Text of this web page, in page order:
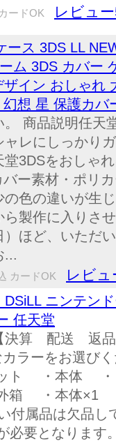
ードOK レビュ
ース 3DS LL
ム 3DS カバー
イン おしゃれ
想 星 保護カバ
。 商品説明任天
ャレにしっかり
3DSをおしゃ
ー素材・ポリ
色の違いが生
製作に入りさ
）ほど、いただ
...
カードOK レビュ
DSiLL ニンテン
任天堂
決算 配送 返品
カラーをお選び
ット ・本体
箱 ・本体×1
付属品は欠品
必要となります